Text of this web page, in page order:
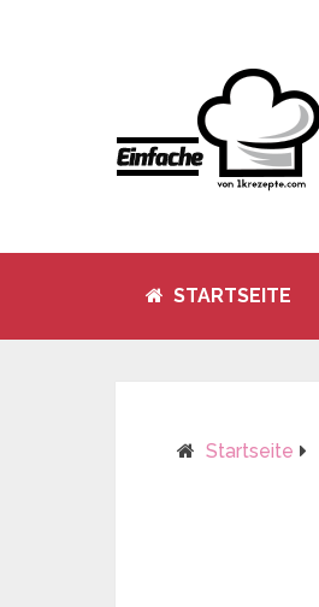
STARTSEITE
Startseite